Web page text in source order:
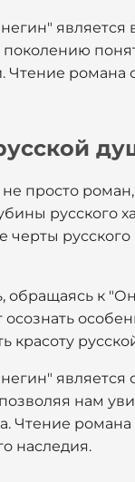
Чтение романа
просто
русского
русского
обращаясь к
красоту
нам
Чтение
наследия.